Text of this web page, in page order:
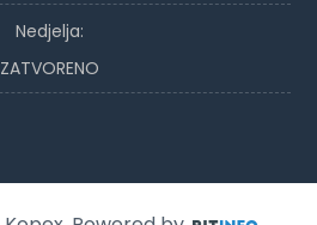
Nedjelja:
ZATVORENO